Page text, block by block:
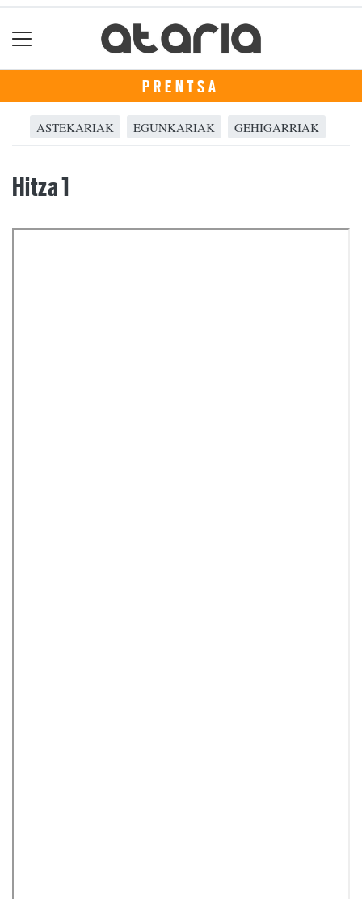
PRENTSA
ASTEKARIAK EGUNKARIAK GEHIGARRIAK
Hitza 1